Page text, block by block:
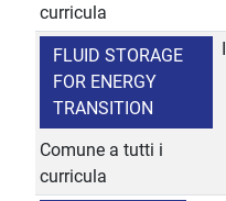
curricula
FLUID STORAGE
FOR ENERGY
TRANSITION
Comune a tutti i
curricula